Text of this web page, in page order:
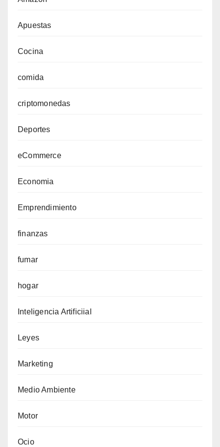
Apuestas
Cocina
comida
criptomonedas
Deportes
eCommerce
Economia
Emprendimiento
finanzas
fumar
hogar
Inteligencia Artificiial
Leyes
Marketing
Medio Ambiente
Motor
Ocio